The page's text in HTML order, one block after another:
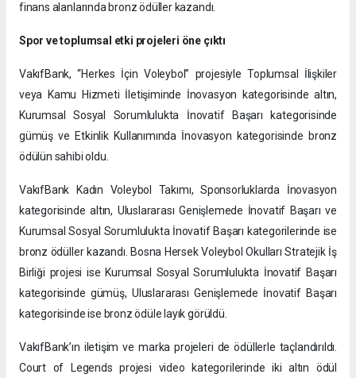
finans alanlarında bronz ödüller kazandı.
Spor ve toplumsal etki projeleri öne çıktı
VakıfBank, “Herkes İçin Voleybol” projesiyle Toplumsal İlişkiler
veya Kamu Hizmeti İletişiminde İnovasyon kategorisinde altın,
Kurumsal Sosyal Sorumlulukta İnovatif Başarı kategorisinde
gümüş ve Etkinlik Kullanımında İnovasyon kategorisinde bronz
ödülün sahibi oldu.
VakıfBank Kadın Voleybol Takımı, Sponsorluklarda İnovasyon
kategorisinde altın, Uluslararası Genişlemede İnovatif Başarı ve
Kurumsal Sosyal Sorumlulukta İnovatif Başarı kategorilerinde ise
bronz ödüller kazandı. Bosna Hersek Voleybol Okulları Stratejik İş
Birliği projesi ise Kurumsal Sosyal Sorumlulukta İnovatif Başarı
kategorisinde gümüş, Uluslararası Genişlemede İnovatif Başarı
kategorisinde ise bronz ödüle layık görüldü.
VakıfBank’ın iletişim ve marka projeleri de ödüllerle taçlandırıldı.
Court of Legends projesi video kategorilerinde iki altın ödül